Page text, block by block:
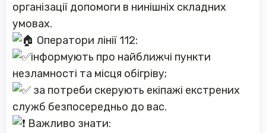
організації допомоги в нинішніх складних
умовах.
Оператори лінії 112:
інформують про найближчі пункти
незламності та місця обігріву;
за потреби скерують екіпажі екстрених
служб безпосередньо до вас.
Важливо знати: